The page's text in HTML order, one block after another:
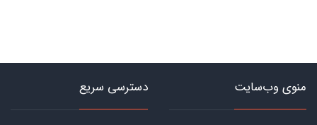
منوی وب‌سایت دسترسی سریع